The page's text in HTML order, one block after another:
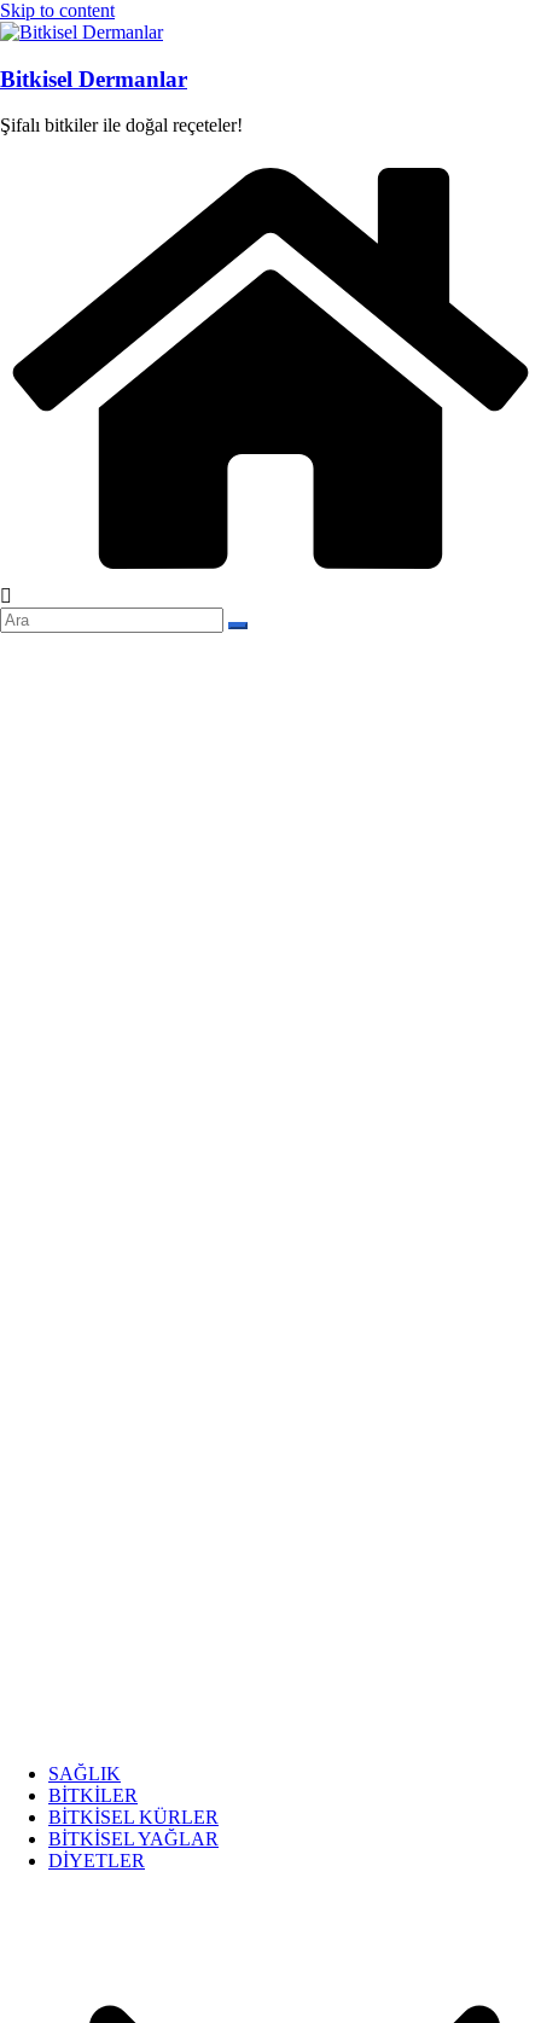
Skip to content
Bitkisel Dermanlar
Şifalı bitkiler ile doğal reçeteler!
SAĞLIK
BİTKİLER
BİTKİSEL KÜRLER
BİTKİSEL YAĞLAR
DİYETLER